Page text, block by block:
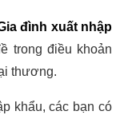
đình xuất nhập
trong điều khoản
thương.
khẩu, các bạn có